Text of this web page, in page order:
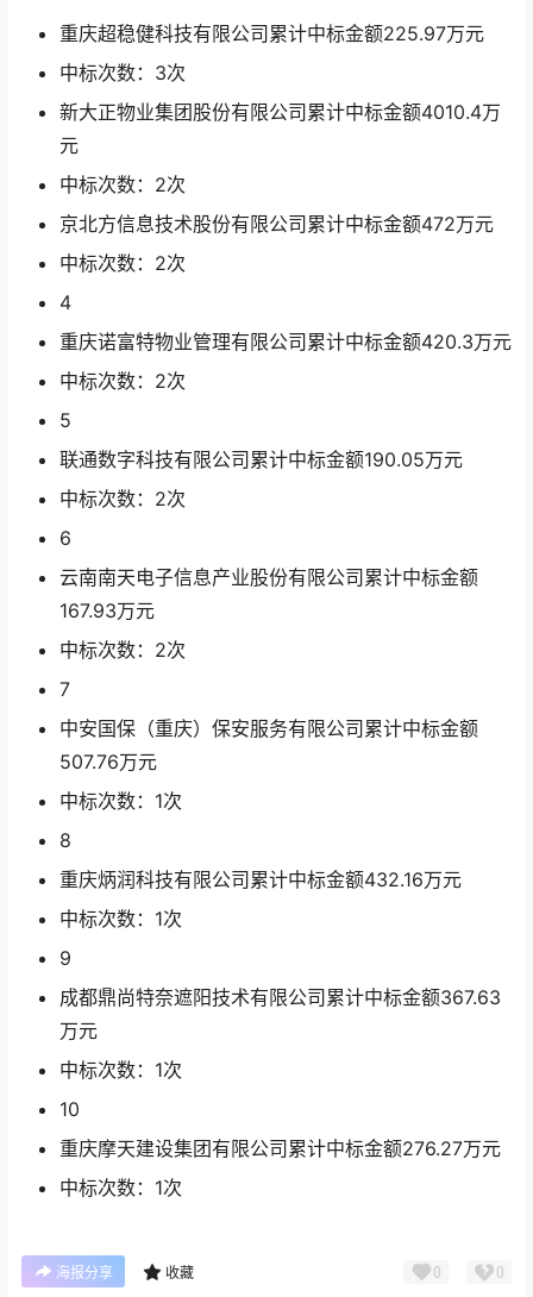
重庆超稳健科技有限公司累计中标金额225.97万元
中标次数：3次
新大正物业集团股份有限公司累计中标金额4010.4万
元
中标次数：2次
京北方信息技术股份有限公司累计中标金额472万元
中标次数：2次
4
重庆诺富特物业管理有限公司累计中标金额420.3万元
中标次数：2次
5
联通数字科技有限公司累计中标金额190.05万元
中标次数：2次
6
云南南天电子信息产业股份有限公司累计中标金额
167.93万元
中标次数：2次
7
中安国保（重庆）保安服务有限公司累计中标金额
507.76万元
中标次数：1次
8
重庆炳润科技有限公司累计中标金额432.16万元
中标次数：1次
9
成都鼎尚特奈遮阳技术有限公司累计中标金额367.63
万元
中标次数：1次
10
重庆摩天建设集团有限公司累计中标金额276.27万元
中标次数：1次
海报分享 收藏 0 0